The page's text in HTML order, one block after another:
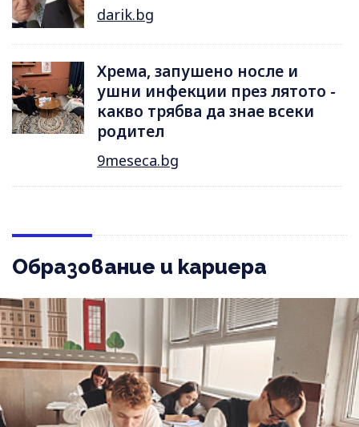
darik.bg
Хрема, запушено носле и
ушни инфекции през лятотo -
какво трябва да знае всеки
родител
9meseca.bg
Образование и кариера